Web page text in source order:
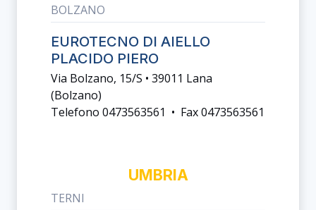
BOLZANO
EUROTECNO DI AIELLO
PLACIDO PIERO
Via Bolzano, 15/s • 39011 Lana
(bolzano)
Telefono 0473563561 • Fax 0473563561
UMBRIA
TERNI